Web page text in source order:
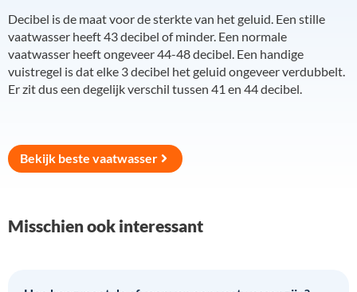
Decibel is de maat voor de sterkte van het geluid. Een stille
vaatwasser heeft 43 decibel of minder. Een normale
vaatwasser heeft ongeveer 44-48 decibel. Een handige
vuistregel is dat elke 3 decibel het geluid ongeveer verdubbelt.
Er zit dus een degelijk verschil tussen 41 en 44 decibel.
Bekijk beste vaatwasser
Misschien ook interessant